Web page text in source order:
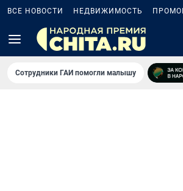
ВСЕ НОВОСТИ НЕДВИЖИМОСТЬ
Сотрудники ГАИ помогли малышу